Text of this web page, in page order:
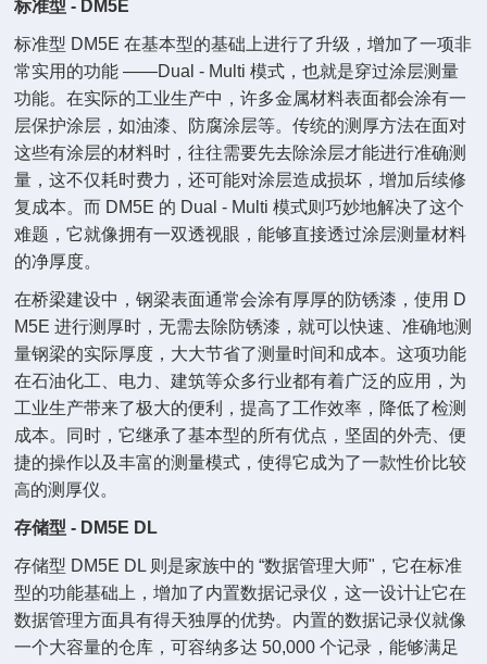
标准型 - DM5E
标准型 DM5E 在基本型的基础上进行了升级，增加了一项非
常实用的功能 ——Dual - Multi 模式，也就是穿过涂层测量
功能。在实际的工业生产中，许多金属材料表面都会涂有一
层保护涂层，如油漆、防腐涂层等。传统的测厚方法在面对
这些有涂层的材料时，往往需要先去除涂层才能进行准确测
量，这不仅耗时费力，还可能对涂层造成损坏，增加后续修
复成本。而 DM5E 的 Dual - Multi 模式则巧妙地解决了这个
难题，它就像拥有一双透视眼，能够直接透过涂层测量材料
的净厚度。
在桥梁建设中，钢梁表面通常会涂有厚厚的防锈漆，使用 D
M5E 进行测厚时，无需去除防锈漆，就可以快速、准确地测
量钢梁的实际厚度，大大节省了测量时间和成本。这项功能
在石油化工、电力、建筑等众多行业都有着广泛的应用，为
工业生产带来了极大的便利，提高了工作效率，降低了检测
成本。同时，它继承了基本型的所有优点，坚固的外壳、便
捷的操作以及丰富的测量模式，使得它成为了一款性价比较
高的测厚仪。
存储型 - DM5E DL
存储型 DM5E DL 则是家族中的 “数据管理大师"，它在标准
型的功能基础上，增加了内置数据记录仪，这一设计让它在
数据管理方面具有得天独厚的优势。内置的数据记录仪就像
一个大容量的仓库，可容纳多达 50,000 个记录，能够满足